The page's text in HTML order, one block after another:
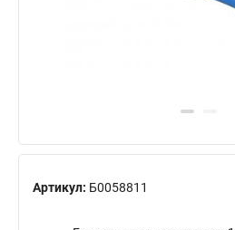
Артикул: Б0058811